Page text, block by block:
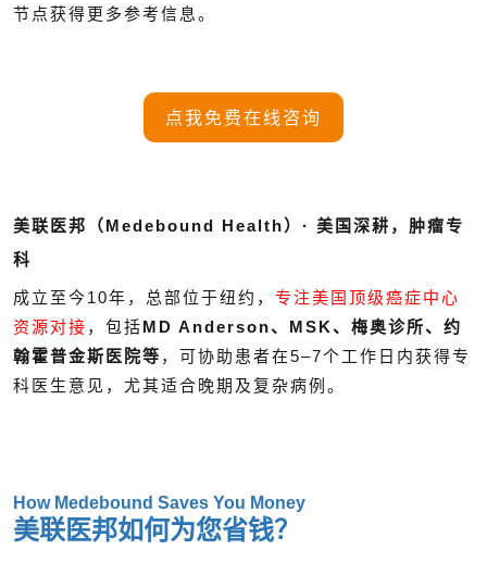
节点获得更多参考信息。
点我免费在线咨询
美联医邦（Medebound Health）· 美国深耕，肿瘤专
科
成立至今10年，总部位于纽约， 专注美国顶级癌症中心
资源对接 ，包括MD Anderson、MSK、梅奥诊所、约
翰霍普金斯医院等 ，可协助患者在5–7个工作日内获得专
科医生意见，尤其适合晚期及复杂病例。
How Medebound Saves You Money
美联医邦如何为您省钱？